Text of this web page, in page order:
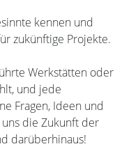
kennen und
zukünftige Projekte.
Werkstätten oder
und jede
Fragen, Ideen und
die Zukunft der
darüberhinaus!